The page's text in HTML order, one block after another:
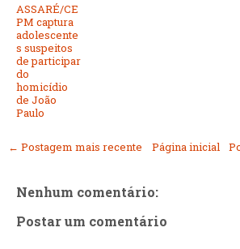
ASSARÉ/CE
PM captura
adolescente
s suspeitos
de participar
do
homicídio
de João
Paulo
← Postagem mais recente Página inicial
Nenhum comentário:
Postar um comentário